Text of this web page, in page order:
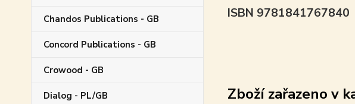
Chandos Publications - GB
Concord Publications - GB
Crowood - GB
Dialog - PL/GB
ISBN 9781841767840
Zboží zařazeno v